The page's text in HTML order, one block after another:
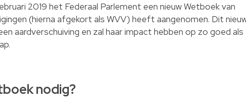
2019 het Federaal Parlement een nieuw Wetboek van
(hierna afgekort als WVV) heeft aangenomen. Dit
aardverschuiving en zal haar impact hebben op zo goed als
nodig?